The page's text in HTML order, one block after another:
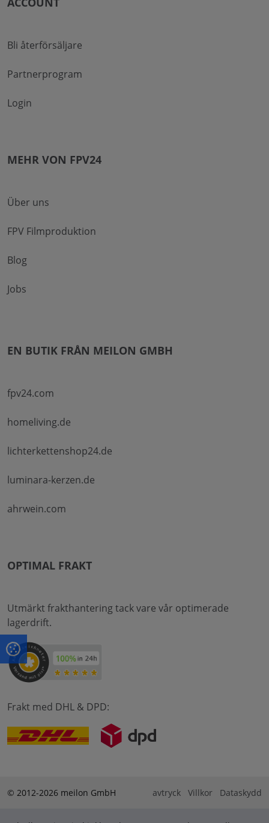
Bli återförsäljare
Partnerprogram
Login
MEHR VON FPV24
Über uns
FPV Filmproduktion
Blog
Jobs
EN BUTIK FRÅN MEILON GMBH
fpv24.com
homeliving.de
lichterkettenshop24.de
luminara-kerzen.de
ahrwein.com
OPTIMAL FRAKT
Utmärkt frakthantering tack vare vår optimerade
lagerdrift.
Frakt med DHL & DPD:
© 2012-2026 meilon GmbH avtryck Villkor Dataskydd